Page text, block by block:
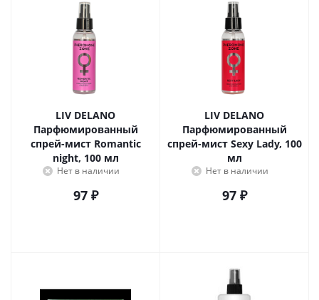
LIV DELANO
Парфюмированный
спрей-мист Romantic
night, 100 мл
Нет в наличии
97₽
LIV DELANO
Парфюмированный
спрей-мист Sexy Lady, 100
мл
Нет в наличии
97₽